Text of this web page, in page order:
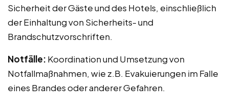
Sicherheit der Gäste und des Hotels, einschließlich
der Einhaltung von Sicherheits- und
Brandschutzvorschriften.
Notfälle: Koordination und Umsetzung von
Notfallmaßnahmen, wie z.B. Evakuierungen im Falle
eines Brandes oder anderer Gefahren.